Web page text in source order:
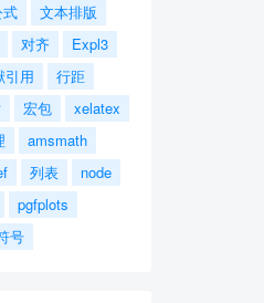
文本排版
对齐
Expl3
引用
行距
宏包
xelatex
amsmath
列表
node
pgfplots
号